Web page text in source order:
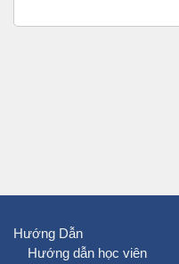
Hướng Dẫn
Hướng dẫn học viên